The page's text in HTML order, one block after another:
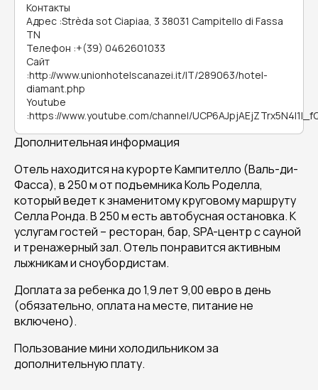
Контакты
Адрес :Strèda sot Ciapiaa, 3 38031 Campitello di Fassa
TN
Телефон :+(39) 0462601033
Сайт
:http://www.unionhotelscanazei.it/IT/289063/hotel-
diamant.php
Youtube
:https://www.youtube.com/channel/
Дополнительная информация
Отель находится на курорте Кампителло (Валь-ди-
Фасса), в 250 м от подъемника Коль Роделла,
который ведет к знаменитому круговому маршруту
Селла Ронда. В 250 м есть автобусная остановка. К
услугам гостей – ресторан, бар, SPA-центр с сауной
и тренажерный зал. Отель понравится активным
лыжникам и сноубордистам.
Доплата за ребенка до 1,9 лет 9,00 евро в день
(обязательно, оплата на месте, питание не
включено).
Пользование мини холодильником за
дополнительную плату.